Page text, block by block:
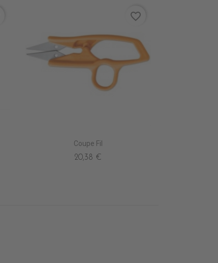
Coupe Fil
20,38 €
favorite_border